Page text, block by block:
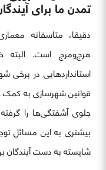
تمدن ما برای
دقیقا، متاسفانه
هرج‌و‌مرج است. البته
استاندارد‌هایی در
قوانین شهرسازی به
جلوی آشفتگی‌ها را
بیشتری به این مسائل
شایسته به دست آیندگان